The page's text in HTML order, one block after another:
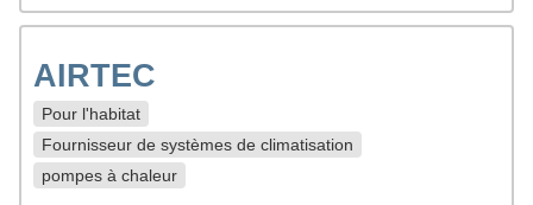
AIRTEC
Pour l'habitat
Fournisseur de systèmes de climatisation
pompes à chaleur